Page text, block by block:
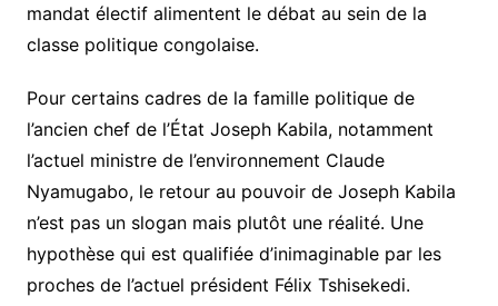
mandat électif alimentent le débat au sein de la
classe politique congolaise.
Pour certains cadres de la famille politique de
l’ancien chef de l’État Joseph Kabila, notamment
l’actuel ministre de l’environnement Claude
Nyamugabo, le retour au pouvoir de Joseph Kabila
n’est pas un slogan mais plutôt une réalité. Une
hypothèse qui est qualifiée d’inimaginable par les
proches de l’actuel président Félix Tshisekedi.